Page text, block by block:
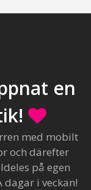
en
med mobilt
och därefter
på egen
dagar i veckan!